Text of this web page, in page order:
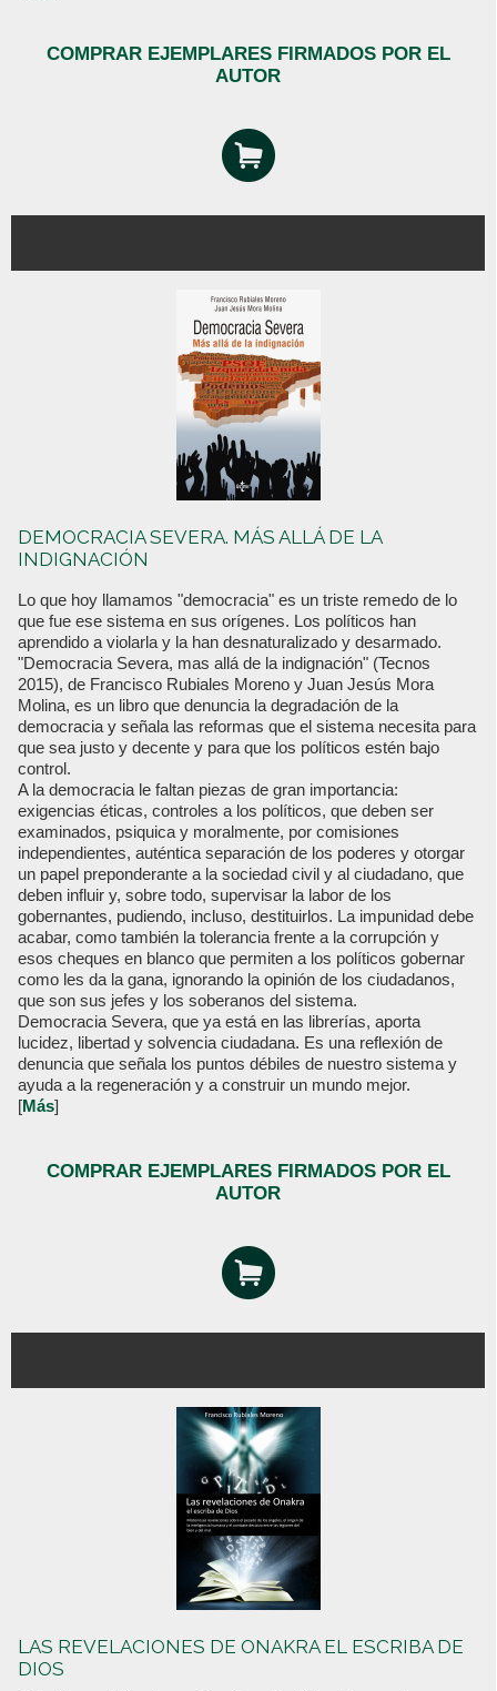
COMPRAR EJEMPLARES FIRMADOS POR EL
AUTOR
DEMOCRACIA SEVERA. MÁS ALLÁ DE LA
INDIGNACIÓN
Lo que hoy llamamos "democracia" es un triste remedo de lo
que fue ese sistema en sus orígenes. Los políticos han
aprendido a violarla y la han desnaturalizado y desarmado.
"Democracia Severa, mas allá de la indignación" (Tecnos
2015), de Francisco Rubiales Moreno y Juan Jesús Mora
Molina, es un libro que denuncia la degradación de la
democracia y señala las reformas que el sistema necesita para
que sea justo y decente y para que los políticos estén bajo
control.
A la democracia le faltan piezas de gran importancia:
exigencias éticas, controles a los políticos, que deben ser
examinados, psiquica y moralmente, por comisiones
independientes, auténtica separación de los poderes y otorgar
un papel preponderante a la sociedad civil y al ciudadano, que
deben influir y, sobre todo, supervisar la labor de los
gobernantes, pudiendo, incluso, destituirlos. La impunidad debe
acabar, como también la tolerancia frente a la corrupción y
esos cheques en blanco que permiten a los políticos gobernar
como les da la gana, ignorando la opinión de los ciudadanos,
que son sus jefes y los soberanos del sistema.
Democracia Severa, que ya está en las librerías, aporta
lucidez, libertad y solvencia ciudadana. Es una reflexión de
denuncia que señala los puntos débiles de nuestro sistema y
ayuda a la regeneración y a construir un mundo mejor.
[Más]
COMPRAR EJEMPLARES FIRMADOS POR EL
AUTOR
LAS REVELACIONES DE ONAKRA EL ESCRIBA DE
DIOS